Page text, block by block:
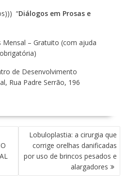
“Diálogos em Prosas e
Mensal – Gratuito (com ajuda
de Desenvolvimento
Rua Padre Serrão, 196
Lobuloplastia: a cirurgia que
corrige orelhas danificadas
por uso de brincos pesados e
alargadores